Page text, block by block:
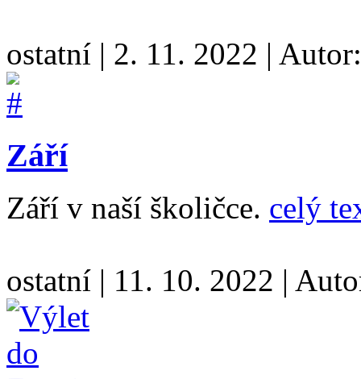
ostatní | 2. 11. 2022 |
Září
Září v naší školičce. celý
ostatní | 11. 10. 2022 |